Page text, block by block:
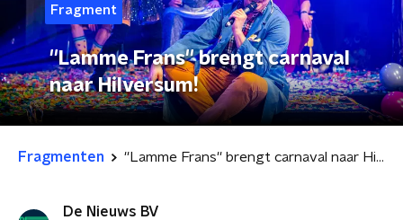
Fragment
''Lamme Frans'' brengt carnaval
naar Hilversum!
Fragmenten ''Lamme Frans'' brengt carnaval naar Hilversum!
De Nieuws BV